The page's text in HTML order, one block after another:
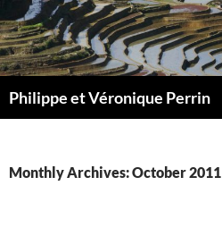
to
content
Philippe et Véronique Perrin
Monthly Archives: October 2011